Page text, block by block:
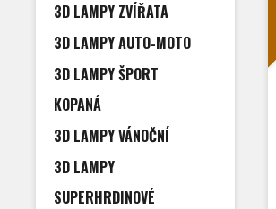
3D LAMPY ZVÍŘATA
3D LAMPY AUTO-MOTO
3D LAMPY ŠPORT
KOPANÁ
3D LAMPY VÁNOČNÍ
3D LAMPY
SUPERHRDINOVÉ